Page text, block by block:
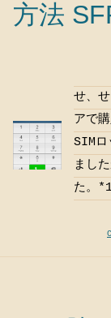
方法
せ、
アで
SIMロ
まし
た。